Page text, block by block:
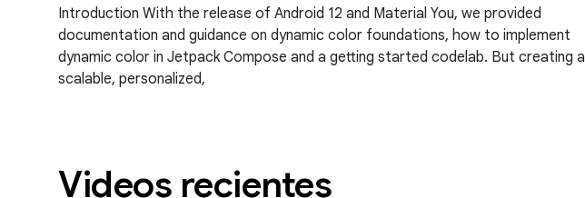
Introduction With the release of Android 12 and Material You, we provided
documentation and guidance on dynamic color foundations, how to implement
dynamic color in Jetpack Compose and a getting started codelab. But creating a
scalable, personalized,
Videos recientes